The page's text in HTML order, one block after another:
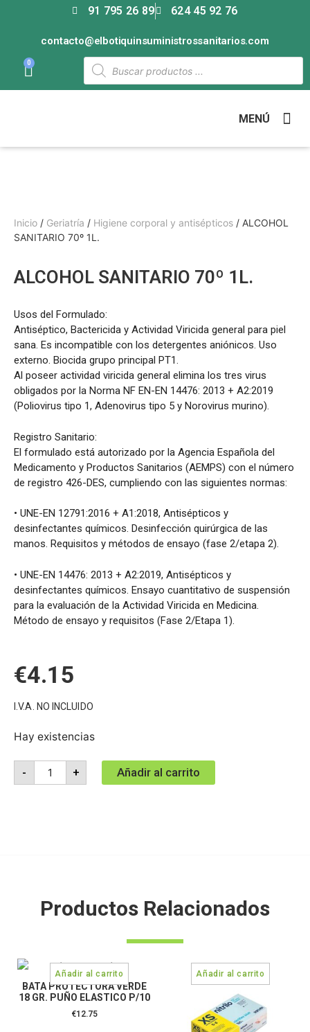
91 795 26 89 624 45 92 76
contacto@elbotiquinsuministrossanitarios.com
0
MENÚ
Inicio / Geriatría / Higiene corporal y antisépticos / ALCOHOL
SANITARIO 70º 1L.
ALCOHOL SANITARIO 70º 1L.
Usos del Formulado:
Antiséptico, Bactericida y Actividad Viricida general para piel
sana. Es incompatible con los detergentes aniónicos. Uso
externo. Biocida grupo principal PT1.
Al poseer actividad viricida general elimina los tres virus
obligados por la Norma NF EN-EN 14476: 2013 + A2:2019
(Poliovirus tipo 1, Adenovirus tipo 5 y Norovirus murino).
Registro Sanitario:
El formulado está autorizado por la Agencia Española del
Medicamento y Productos Sanitarios (AEMPS) con el número
de registro 426-DES, cumpliendo con las siguientes normas:
• UNE-EN 12791:2016 + A1:2018, Antisépticos y
desinfectantes químicos. Desinfección quirúrgica de las
manos. Requisitos y métodos de ensayo (fase 2/etapa 2).
• UNE-EN 14476: 2013 + A2:2019, Antisépticos y
desinfectantes químicos. Ensayo cuantitativo de suspensión
para la evaluación de la Actividad Viricida en Medicina.
Método de ensayo y requisitos (Fase 2/Etapa 1).
€4.15
I.V.A. NO INCLUIDO
Hay existencias
- + Añadir al carrito
Productos Relacionados
BATA PROTECTORA VERDE
18 GR. PUÑO ELASTICO P/10
€12.75